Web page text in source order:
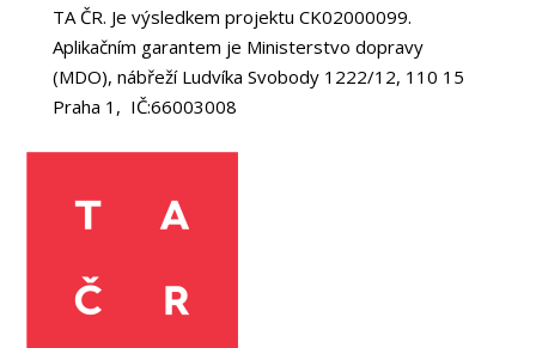
TA ČR. Je výsledkem projektu CK02000099.
Aplikačním garantem je Ministerstvo dopravy
(MDO), nábřeží Ludvíka Svobody 1222/12, 110 15
Praha 1, IČ:66003008